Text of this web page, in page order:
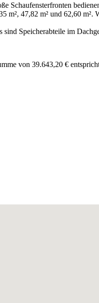
Schaufensterfronten
m², 47,82 m² und 62,60 m².
Speicherabteile im
von 39.643,20 €